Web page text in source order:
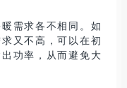
需求各不相同。如
又不高，可以在初
功率，从而避免大